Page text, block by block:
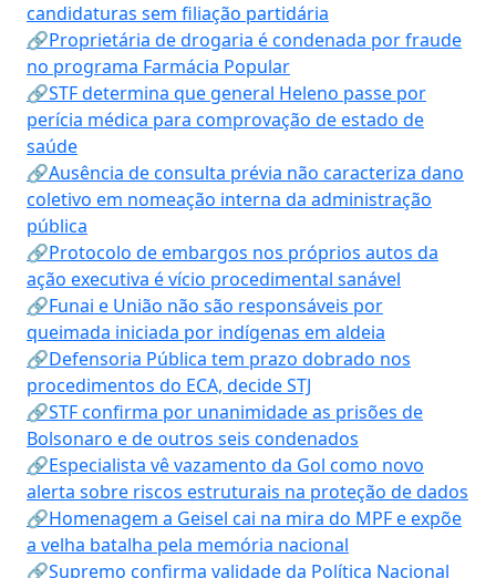
candidaturas sem filiação partidária
🔗Proprietária de drogaria é condenada por fraude
no programa Farmácia Popular
🔗STF determina que general Heleno passe por
perícia médica para comprovação de estado de
saúde
🔗Ausência de consulta prévia não caracteriza dano
coletivo em nomeação interna da administração
pública
🔗Protocolo de embargos nos próprios autos da
ação executiva é vício procedimental sanável
🔗Funai e União não são responsáveis por
queimada iniciada por indígenas em aldeia
🔗Defensoria Pública tem prazo dobrado nos
procedimentos do ECA, decide STJ
🔗STF confirma por unanimidade as prisões de
Bolsonaro e de outros seis condenados
🔗Especialista vê vazamento da Gol como novo
alerta sobre riscos estruturais na proteção de dados
🔗Homenagem a Geisel cai na mira do MPF e expõe
a velha batalha pela memória nacional
🔗Supremo confirma validade da Política Nacional